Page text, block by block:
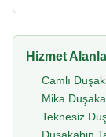
Hizmet
Camlı
Mika
Teknesiz